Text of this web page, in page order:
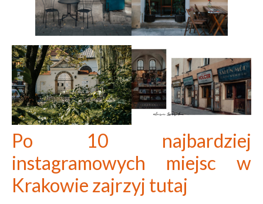
Po 10 najbardziej
instagramowych miejsc w
Krakowie zajrzyj tutaj